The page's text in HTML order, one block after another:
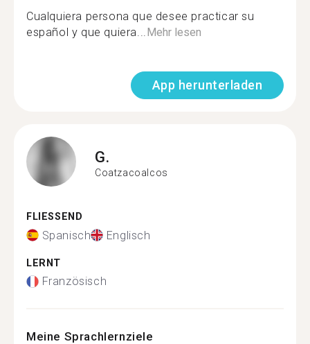
Cualquiera persona que desee practicar su
español y que quiera...Mehr lesen
App herunterladen
G.
Coatzacoalcos
FLIESSEND
Spanisch Englisch
LERNT
Französisch
Meine Sprachlernziele